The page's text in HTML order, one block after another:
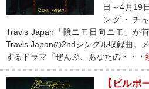
日～4月19
ング・チ
Travis Japan「陰ニモ日向ニモ」が
Travis Japanの2ndシングル収録曲。
するドラマ『ぜんぶ、あなたの・・・
【ビルボ